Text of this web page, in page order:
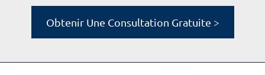
Obtenir Une Consultation Gratuite >